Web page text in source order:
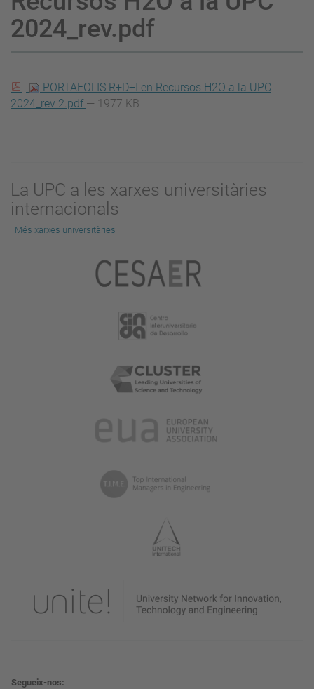
2024_rev.pdf
PORTAFOLIS R+D+I en Recursos H2O a la UPC
2024_rev 2.pdf — 1977 KB
La UPC a les xarxes universitàries
internacionals
Més xarxes universitàries
Segueix-nos